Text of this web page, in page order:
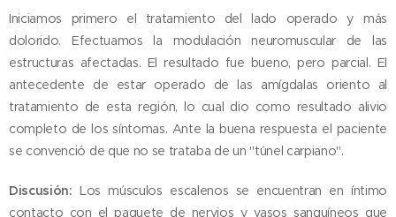
Iniciamos primero el tratamiento del lado operado y más
dolorido. Efectuamos la modulación neuromuscular de las
estructuras afectadas. El resultado fue bueno, pero parcial. El
antecedente de estar operado de las amígdalas oriento al
tratamiento de esta región, lo cual dio como resultado alivio
completo de los síntomas. Ante la buena respuesta el paciente
se convenció de que no se trataba de un "túnel carpiano".
Discusión: Los músculos escalenos se encuentran en íntimo
contacto con el paquete de nervios y vasos sanguíneos que